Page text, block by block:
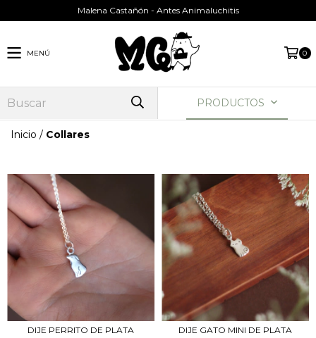
Malena Castañón - Antes Animaluchitis
MENÚ 0
PRODUCTOS
Inicio / Collares
DIJE PERRITO DE PLATA DIJE GATO MINI DE PLATA